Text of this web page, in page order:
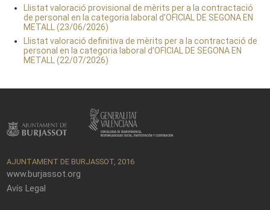
Llistat valoració provisional de mèrits per a la contractació
de personal en la categoria laboral d’OFICIAL DE SEGONA EN
METALL (23/06/2026)
Llistat valoració definitiva de mèrits per a la contractació de
personal en la categoria laboral d’OFICIAL DE SEGONA EN
METALL (22/07/2026)
AJUNTAMENT DE BURJASSOT, 2016
www.burjassot.org
Avís Legal